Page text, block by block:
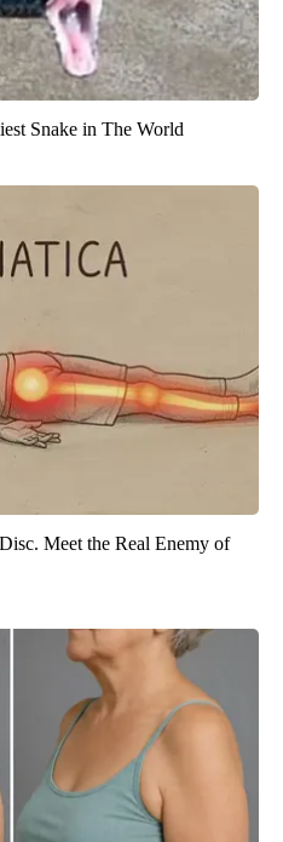
Snake in The World
Meet the Real Enemy of